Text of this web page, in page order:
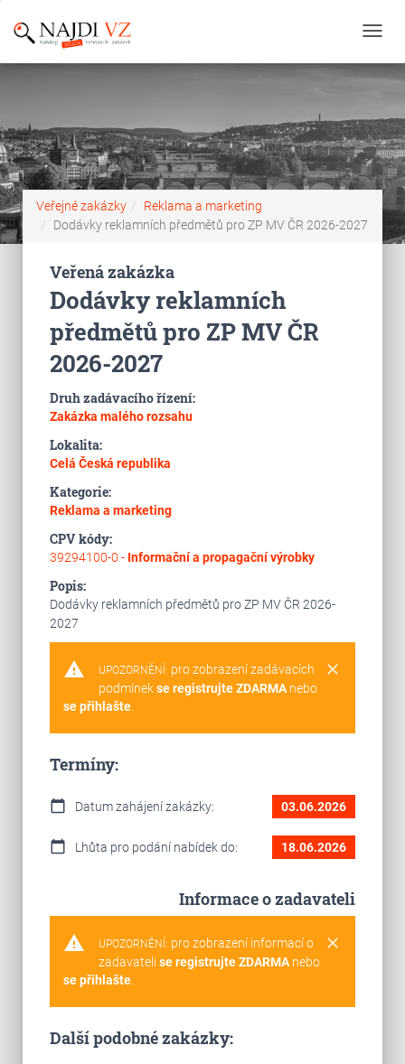
Veřejné zakázky
Reklama a marketing
Dodávky reklamních předmětů pro ZP MV ČR 2026-2027
Veřená zakázka
Dodávky reklamních
předmětů pro ZP MV ČR
2026-2027
Druh zadávacího řízení:
Zakázka malého rozsahu
Lokalita:
Celá Česká republika
Kategorie:
Reklama a marketing
CPV kódy:
39294100-0 - Informační a propagační výrobky
Popis:
Dodávky reklamních předmětů pro ZP MV ČR 2026-
2027
warning clear
UPOZORNĚNÍ: pro zobrazení zadávacích
podmínekse registrujte ZDARMAnebo
se přihlašte.
Termíny:
calendar_today Datum zahájení zakázky: 03.06.2026
calendar_today Lhůta pro podání nabídek do: 18.06.2026
Informace o zadavateli
warning clear
UPOZORNĚNÍ: pro zobrazení informací o
zadavateli se registrujte ZDARMAnebo
se přihlašte.
Další podobné zakázky: